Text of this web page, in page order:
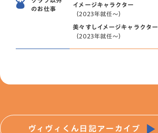
のお仕事
イメージキャラクター
（2023年就任〜）
美々すしイメージキャラクター
（2023年就任〜）
ヴィヴィくん日記アーカイブ